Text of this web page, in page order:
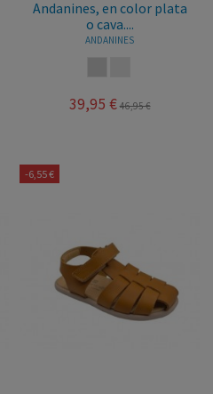
Andanines, en color plata
o cava....
ANDANINES
39,95 € 46,95 €
-6,55 €